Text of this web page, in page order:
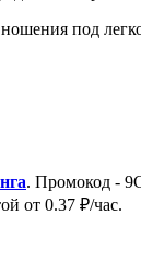
под
. Промокод -
от 0.37 ₽/час.